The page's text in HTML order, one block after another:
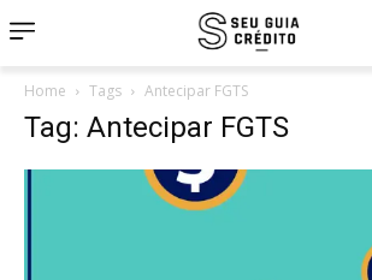
Home Tags Antecipar FGTS
Tag: Antecipar FGTS